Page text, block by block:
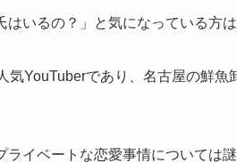
いるの？」と気になっている方
YouTuberであり、名古屋の鮮魚
イベートな恋愛事情については謎